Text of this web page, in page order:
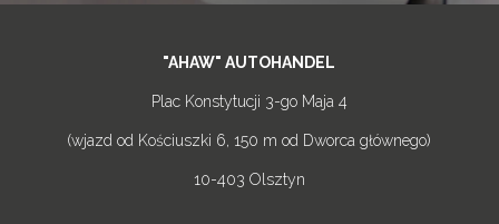
"AHAW" AUTOHANDEL
Plac Konstytucji 3-go Maja 4
(wjazd od Kościuszki 6, 150 m od Dworca głównego)
10-403 Olsztyn